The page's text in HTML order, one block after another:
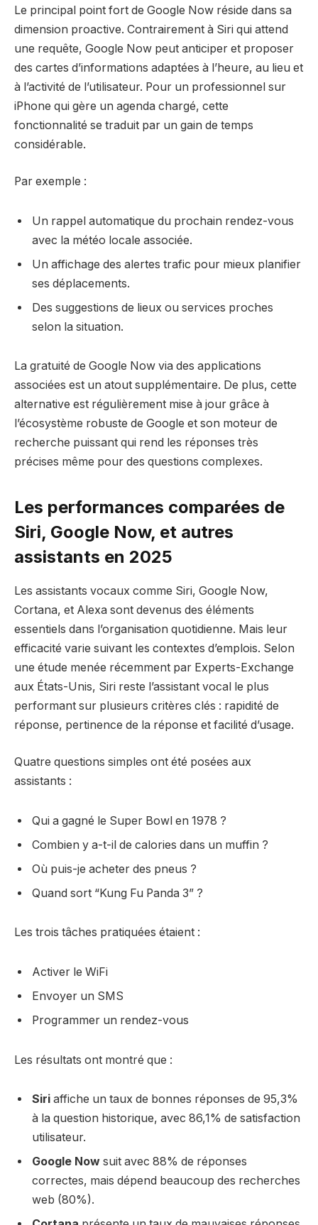
Le principal point fort de Google Now réside dans sa
dimension proactive. Contrairement à Siri qui attend
une requête, Google Now peut anticiper et proposer
des cartes d’informations adaptées à l’heure, au lieu et
à l’activité de l’utilisateur. Pour un professionnel sur
iPhone qui gère un agenda chargé, cette
fonctionnalité se traduit par un gain de temps
considérable.
Par exemple :
Un rappel automatique du prochain rendez-vous
avec la météo locale associée.
Un affichage des alertes trafic pour mieux planifier
ses déplacements.
Des suggestions de lieux ou services proches
selon la situation.
La gratuité de Google Now via des applications
associées est un atout supplémentaire. De plus, cette
alternative est régulièrement mise à jour grâce à
l’écosystème robuste de Google et son moteur de
recherche puissant qui rend les réponses très
précises même pour des questions complexes.
Les performances comparées de
Siri, Google Now, et autres
assistants en 2025
Les assistants vocaux comme Siri, Google Now,
Cortana, et Alexa sont devenus des éléments
essentiels dans l’organisation quotidienne. Mais leur
efficacité varie suivant les contextes d’emplois. Selon
une étude menée récemment par Experts-Exchange
aux États-Unis, Siri reste l’assistant vocal le plus
performant sur plusieurs critères clés : rapidité de
réponse, pertinence de la réponse et facilité d’usage.
Quatre questions simples ont été posées aux
assistants :
Qui a gagné le Super Bowl en 1978 ?
Combien y a-t-il de calories dans un muffin ?
Où puis-je acheter des pneus ?
Quand sort “Kung Fu Panda 3” ?
Les trois tâches pratiquées étaient :
Activer le WiFi
Envoyer un SMS
Programmer un rendez-vous
Les résultats ont montré que :
Siri affiche un taux de bonnes réponses de 95,3%
à la question historique, avec 86,1% de satisfaction
utilisateur.
Google Now suit avec 88% de réponses
correctes, mais dépend beaucoup des recherches
web (80%).